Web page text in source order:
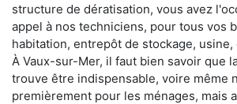
structure de dératisation, vous avez
appel à nos techniciens, pour tous vos
habitation, entrepôt de stockage,
À Vaux-sur-Mer, il faut bien savoir que
trouve être indispensable, voire même
premièrement pour les ménages, mais